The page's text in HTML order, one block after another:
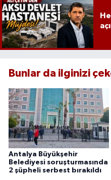
Bunlar da ilginizi
Antalya Büyükşehir
Belediyesi soruşturmasında
2 şüpheli serbest bırakıldı